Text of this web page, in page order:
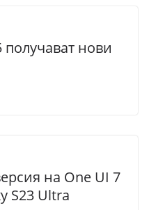
получават нови
на One UI 7
S23 Ultra